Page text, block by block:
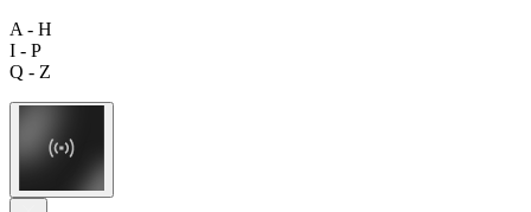
A - H
I - P
Q - Z